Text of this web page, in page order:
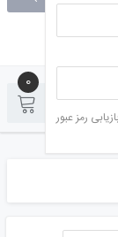
بازیابی رمز عبور
0